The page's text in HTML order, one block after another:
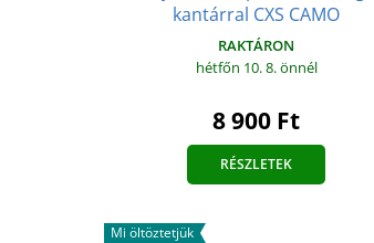
kantárral CXS CAMO
RAKTÁRON
hétfőn 10. 8.önnél
8 900 Ft
RÉSZLETEK
Mi öltöztetjük